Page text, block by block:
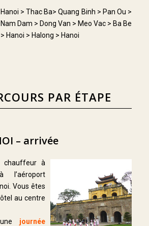
Hanoi > Thac Ba> Quang Binh > Pan Ou >
Nam Dam > Dong Van > Meo Vac > Ba Be
> Hanoi > Halong > Hanoi
PAR ÉTAPE
– arrivée
chauffeur à
l’aéroport
Vous êtes
au centre
journée